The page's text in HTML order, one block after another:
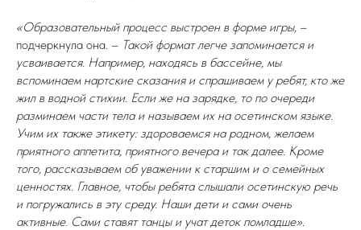
«Образовательный процесс выстроен в форме игры, –
подчеркнула она. – Такой формат легче запоминается и
усваивается. Например, находясь в бассейне, мы
вспоминаем нартские сказания и спрашиваем у ребят, кто же
жил в водной стихии. Если же на зарядке, то по очереди
разминаем части тела и называем их на осетинском языке.
Учим их также этикету: здороваемся на родном, желаем
приятного аппетита, приятного вечера и так далее. Кроме
того, рассказываем об уважении к старшим и о семейных
ценностях. Главное, чтобы ребята слышали осетинскую речь
и погружались в эту среду. Наши дети и сами очень
активные. Сами ставят танцы и учат деток помладше».